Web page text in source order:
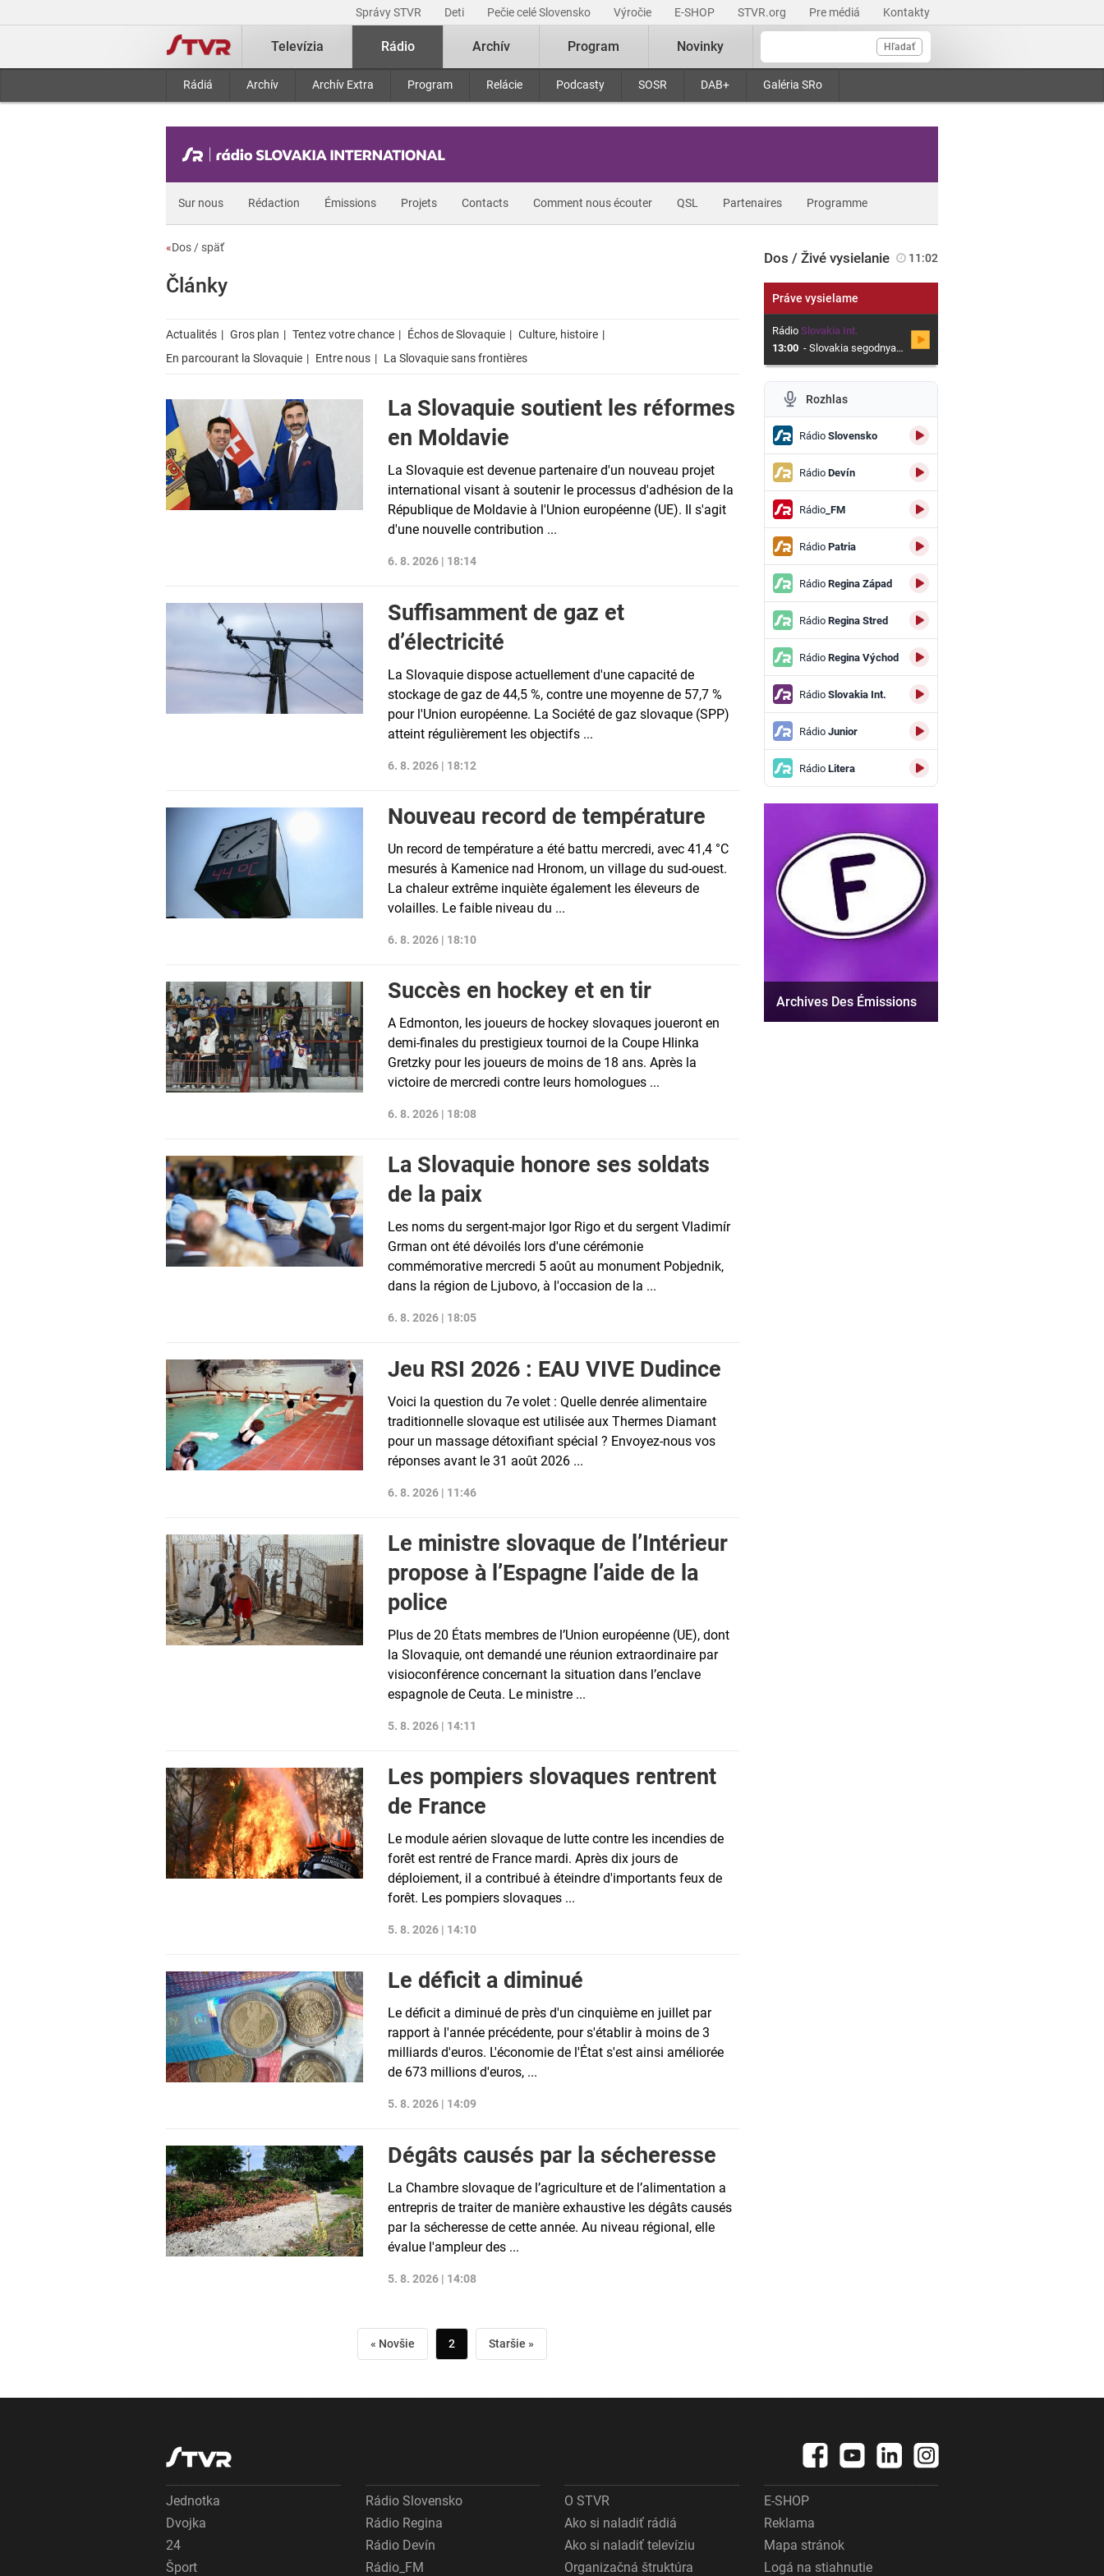
Správy STVR Deti Pečie celé Slovensko Výročie E-SHOP STVR.org Pre médiá Kontakty
Hľadať
Televízia Rádio
Rádiá Archív Archív Extra Program Relácie Podcasty SOSR DAB+ Galéria SRo
Archív Program Novinky
Sur nous Rédaction Émissions Projets Contacts Comment nous écouter QSL Partenaires Programme
«Dos / späť
Články
Actualités Gros plan Tentez votre chance Échos de Slovaquie
Culture, histoire
En parcourant la Slovaquie
Entre nous La Slovaquie sans frontières
La Slovaquie soutient les réformes
en Moldavie
La Slovaquie est devenue partenaire d'un nouveau projet
international visant à soutenir le processus d'adhésion de la
République de Moldavie à l'Union européenne (UE). Il s'agit
d'une nouvelle contribution ...
6. 8. 2026 | 18:14
Suffisamment de gaz et
d’électricité
La Slovaquie dispose actuellement d'une capacité de
stockage de gaz de 44,5 %, contre une moyenne de 57,7 %
pour l'Union européenne. La Société de gaz slovaque (SPP)
atteint régulièrement les objectifs ...
6. 8. 2026 | 18:12
Nouveau record de température
Un record de température a été battu mercredi, avec 41,4 °C
mesurés à Kamenice nad Hronom, un village du sud-ouest.
La chaleur extrême inquiète également les éleveurs de
volailles. Le faible niveau du ...
6. 8. 2026 | 18:10
Succès en hockey et en tir
A Edmonton, les joueurs de hockey slovaques joueront en
demi-finales du prestigieux tournoi de la Coupe Hlinka
Gretzky pour les joueurs de moins de 18 ans. Après la
victoire de mercredi contre leurs homologues ...
6. 8. 2026 | 18:08
La Slovaquie honore ses soldats
de la paix
Les noms du sergent-major Igor Rigo et du sergent Vladimír
Grman ont été dévoilés lors d'une cérémonie
commémorative mercredi 5 août au monument Pobjednik,
dans la région de Ljubovo, à l'occasion de la ...
6. 8. 2026 | 18:05
Jeu RSI 2026 : EAU VIVE Dudince
Voici la question du 7e volet : Quelle denrée alimentaire
traditionnelle slovaque est utilisée aux Thermes Diamant
pour un massage détoxifiant spécial ? Envoyez-nous vos
réponses avant le 31 août 2026 ...
6. 8. 2026 | 11:46
Le ministre slovaque de l’Intérieur
propose à l’Espagne l’aide de la
police
Plus de 20 États membres de l’Union européenne (UE), dont
la Slovaquie, ont demandé une réunion extraordinaire par
visioconférence concernant la situation dans l’enclave
espagnole de Ceuta. Le ministre ...
5. 8. 2026 | 14:11
Les pompiers slovaques rentrent
de France
Le module aérien slovaque de lutte contre les incendies de
forêt est rentré de France mardi. Après dix jours de
déploiement, il a contribué à éteindre d'importants feux de
forêt. Les pompiers slovaques ...
5. 8. 2026 | 14:10
Le déficit a diminué
Le déficit a diminué de près d'un cinquième en juillet par
rapport à l'année précédente, pour s'établir à moins de 3
milliards d'euros. L'économie de l'État s'est ainsi améliorée
de 673 millions d'euros, ...
5. 8. 2026 | 14:09
Dégâts causés par la sécheresse
La Chambre slovaque de l’agriculture et de l’alimentation a
entrepris de traiter de manière exhaustive les dégâts causés
par la sécheresse de cette année. Au niveau régional, elle
évalue l'ampleur des ...
5. 8. 2026 | 14:08
« Novšie 2 Staršie »
Dos / Živé vysielanie 11:02
Práve vysielame
RádioSlovakia Int.
13:00 - Slovakia segodnya, Magazin o Slovensku v ruskom jazyku
Rozhlas
RádioSlovensko
RádioDevín
Rádio_FM
RádioPatria
RádioRegina Západ
RádioRegina Stred
RádioRegina Východ
RádioSlovakia Int.
RádioJunior
RádioLitera
Archives Des Émissions
Jednotka
Dvojka
24
Šport
Rádio Slovensko
Rádio Regina
Rádio Devín
Rádio_FM
O STVR
Ako si naladiť rádiá
Ako si naladiť televíziu
Organizačná štruktúra
E-SHOP
Reklama
Mapa stránok
Logá na stiahnutie